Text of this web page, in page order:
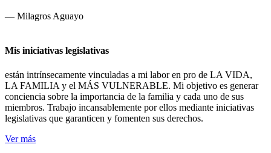
― Milagros Aguayo
Mis iniciativas legislativas
están intrínsecamente vinculadas a mi labor en pro de LA VIDA,
LA FAMILIA y el MÁS VULNERABLE. Mi objetivo es generar
conciencia sobre la importancia de la familia y cada uno de sus
miembros. Trabajo incansablemente por ellos mediante iniciativas
legislativas que garanticen y fomenten sus derechos.
Ver más